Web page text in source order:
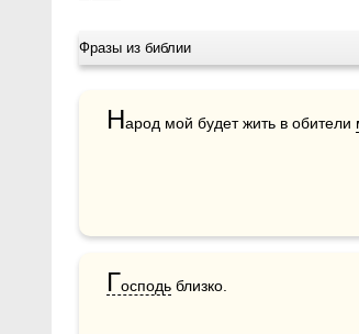
Фразы из библии
Народ мой будет жить в обители
Господь близко.